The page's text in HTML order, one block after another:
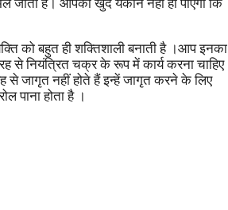
जाती है। आपको खुद यकीन नहीं हो पाएगा कि
को बहुत ही शक्तिशाली बनाती है ।आप इनका
से नियंत्रित चक्र के रूप में कार्य करना चाहिए
से जागृत नहीं होते हैं इन्हें जागृत करने के लिए
पाना होता है ।